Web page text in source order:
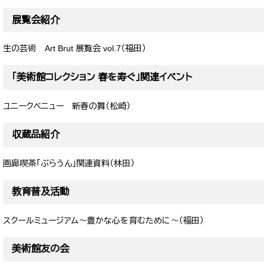
展覧会紹介
生の芸術 Art Brut 展覧会 vol.7（福田）
「美術館コレクション 春を寿ぐ」関連イベント
ユニークベニュー 新春の舞（松崎）
収蔵品紹介
画廊喫茶「ぶらうん」関連資料（林田）
教育普及活動
スクールミュージアム～豊かな心を育むために～（福田）
美術館友の会